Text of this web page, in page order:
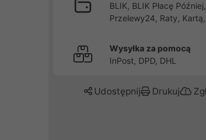
BLIK, BLIK Płacę
Przelewy24, Raty,
Wysyłka za pomocą
InPost, DPD, DHL
Udostępnij Drukuj